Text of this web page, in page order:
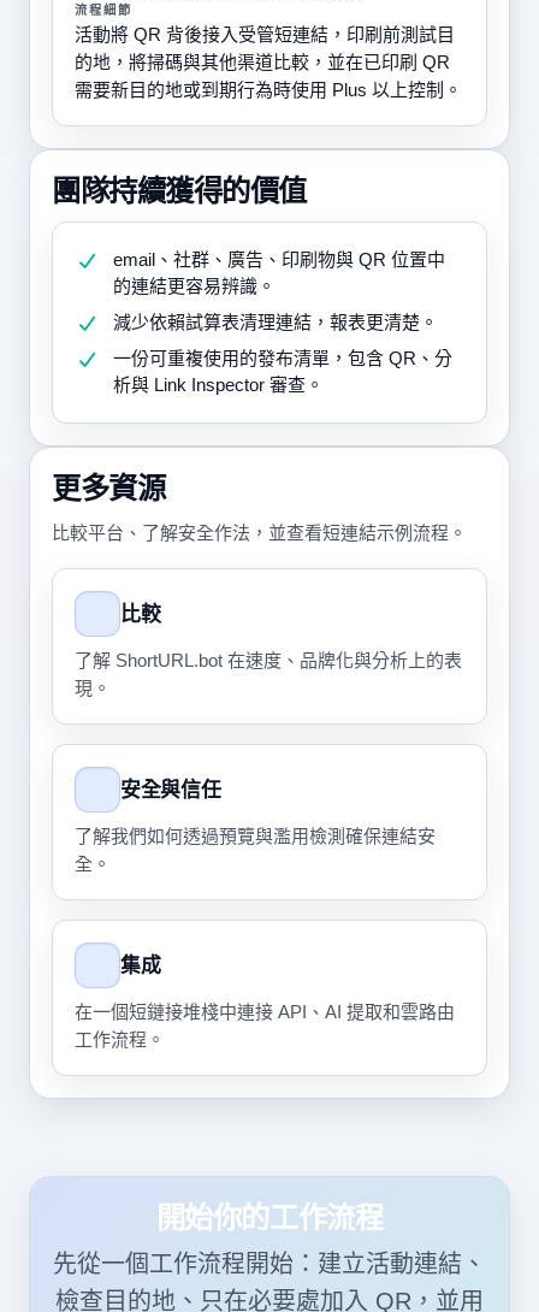
流程細節
活動將 QR 背後接入受管短連結，印刷前測試目
的地，將掃碼與其他渠道比較，並在已印刷 QR
需要新目的地或到期行為時使用 Plus 以上控制。
團隊持續獲得的價值
email、社群、廣告、印刷物與 QR 位置中
的連結更容易辨識。
減少依賴試算表清理連結，報表更清楚。
一份可重複使用的發布清單，包含 QR、分
析與 Link Inspector 審查。
更多資源
比較平台、了解安全作法，並查看短連結示例流程。
比較
了解 ShortURL.bot 在速度、品牌化與分析上的表
現。
安全與信任
了解我們如何透過預覽與濫用檢測確保連結安
全。
集成
在一個短鏈接堆棧中連接 API、AI 提取和雲路由
工作流程。
開始你的工作流程
先從一個工作流程開始：建立活動連結、
檢查目的地、只在必要處加入 QR，並用